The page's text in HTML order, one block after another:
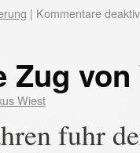
| Kommentare
Zug
Wiest
fuhr